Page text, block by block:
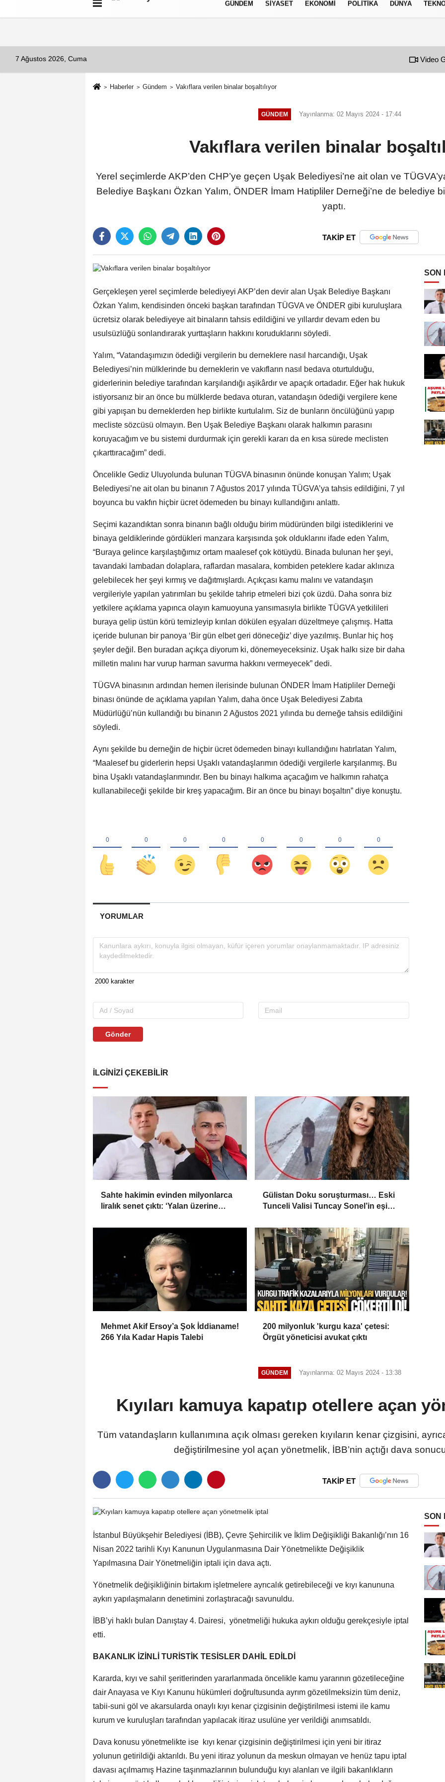
Künye
GÜNDEM SIYASET EKONOMI POLITIKA DÜNYA
7 Ağustos 2026, Cuma Video
Haberler Gündem Vakıflara verilen binalar boşaltılıyor
GÜNDEM Yayınlanma: 02 Mayıs 2024 - 17:44
Vakıflara verilen binalar
Yerel seçimlerde AKP’den CHP’ye geçen Uşak Belediyesi’ne ait olan ve
Belediye Başkanı Özkan Yalım, ÖNDER İmam Hatipliler Derneği’ne de belediye
yaptı.
TAKİP ET
Gerçekleşen yerel seçimlerde belediyeyi AKP’den devir alan Uşak Belediye Başkanı
Özkan Yalım, kendisinden önceki başkan tarafından TÜGVA ve ÖNDER gibi kuruluşlara
ücretsiz olarak belediyeye ait binaların tahsis edildiğini ve yıllardır devam eden bu
usulsüzlüğü sonlandırarak yurttaşların hakkını koruduklarını söyledi.
Yalım, “Vatandaşımızın ödediği vergilerin bu derneklere nasıl harcandığı, Uşak
Belediyesi’nin mülklerinde bu derneklerin ve vakıfların nasıl bedava oturtulduğu,
giderlerinin belediye tarafından karşılandığı aşikârdır ve apaçık ortadadır. Eğer hak hukuk
istiyorsanız bir an önce bu mülklerde bedava oturan, vatandaşın ödediği vergilere kene
gibi yapışan bu derneklerden hep birlikte kurtulalım. Siz de bunların öncülüğünü yapıp
mecliste sözcüsü olmayın. Ben Uşak Belediye Başkanı olarak halkımın parasını
koruyacağım ve bu sistemi durdurmak için gerekli kararı da en kısa sürede meclisten
çıkarttıracağım” dedi.
Öncelikle Gediz Uluyolunda bulunan TÜGVA binasının önünde konuşan Yalım; Uşak
Belediyesi’ne ait olan bu binanın 7 Ağustos 2017 yılında TÜGVA’ya tahsis edildiğini, 7 yıl
boyunca bu vakfın hiçbir ücret ödemeden bu binayı kullandığını anlattı.
Seçimi kazandıktan sonra binanın bağlı olduğu birim müdüründen bilgi istediklerini ve
binaya geldiklerinde gördükleri manzara karşısında şok olduklarını ifade eden Yalım,
“Buraya gelince karşılaştığımız ortam maalesef çok kötüydü. Binada bulunan her şeyi,
tavandaki lambadan dolaplara, raflardan masalara, kombiden peteklere kadar aklınıza
gelebilecek her şeyi kırmış ve dağıtmışlardı. Açıkçası kamu malını ve vatandaşın
vergileriyle yapılan yatırımları bu şekilde tahrip etmeleri bizi çok üzdü. Daha sonra biz
yetkilere açıklama yapınca olayın kamuoyuna yansımasıyla birlikte TÜGVA yetkilileri
buraya gelip üstün körü temizleyip kırılan dökülen eşyaları düzeltmeye çalışmış. Hatta
içeride bulunan bir panoya ‘Bir gün elbet geri döneceğiz’ diye yazılmış. Bunlar hiç hoş
şeyler değil. Ben buradan açıkça diyorum ki, dönemeyeceksiniz. Uşak halkı size bir daha
milletin malını har vurup harman savurma hakkını vermeyecek” dedi.
TÜGVA binasının ardından hemen ilerisinde bulunan ÖNDER İmam Hatipliler Derneği
binası önünde de açıklama yapılan Yalım, daha önce Uşak Belediyesi Zabıta
Müdürlüğü’nün kullandığı bu binanın 2 Ağustos 2021 yılında bu derneğe tahsis edildiğini
söyledi.
Aynı şekilde bu derneğin de hiçbir ücret ödemeden binayı kullandığını hatırlatan Yalım,
“Maalesef bu giderlerin hepsi Uşaklı vatandaşlarımın ödediği vergilerle karşılanmış. Bu
bina Uşaklı vatandaşlarımındır. Ben bu binayı halkıma açacağım ve halkımın rahatça
kullanabileceği şekilde bir kreş yapacağım. Bir an önce bu binayı boşaltın” diye konuştu.
YORUMLAR
Gönder
İLGINIZI ÇEKEBILIR
Sahte hakimin evinden milyonlarca
liralık senet çıktı: ‘Yalan üzerine
Gülistan Doku soruşturması… Eski
Tunceli Valisi Tuncay Sonel’in eşi
Mehmet Akif Ersoy’a Şok İddianame!
266 Yıla Kadar Hapis Talebi
200 milyonluk 'kurgu kaza' çetesi:
Örgüt yöneticisi avukat çıktı
SON
GÜNDEM Yayınlanma: 02 Mayıs 2024 - 13:38
Kıyıları kamuya kapatıp otellere açan
Tüm vatandaşların kullanımına açık olması gereken kıyıların kenar çizgisini,
değiştirilmesine yol açan yönetmelik, İBB’nin açtığı dava
TAKİP ET
İstanbul Büyükşehir Belediyesi (İBB), Çevre Şehircilik ve İklim Değişikliği Bakanlığı’nın 16
Nisan 2022 tarihli Kıyı Kanunun Uygulanmasına Dair Yönetmelikte Değişiklik
Yapılmasına Dair Yönetmeliğin iptali için dava açtı.
Yönetmelik değişikliğinin birtakım işletmelere ayrıcalık getirebileceği ve kıyı kanununa
aykırı yapılaşmaların denetimini zorlaştıracağı savunuldu.
İBB’yi haklı bulan Danıştay 4. Dairesi, yönetmeliği hukuka aykırı olduğu gerekçesiyle iptal
etti.
BAKANLIK İZİNLİ TURİSTİK TESİSLER DAHİL EDİLDİ
Kararda, kıyı ve sahil şeritlerinden yararlanmada öncelikle kamu yararının gözetileceğine
dair Anayasa ve Kıyı Kanunu hükümleri doğrultusunda ayrım gözetilmeksizin tüm deniz,
tabii-suni göl ve akarsularda onaylı kıyı kenar çizgisinin değiştirilmesi istemi ile kamu
kurum ve kuruluşları tarafından yapılacak itiraz usulüne yer verildiği anımsatıldı.
Dava konusu yönetmelikte ise kıyı kenar çizgisinin değiştirilmesi için yeni bir itiraz
yolunun getirildiği aktarıldı. Bu yeni itiraz yolunun da meskun olmayan ve henüz tapu iptal
davası açılmamış Hazine taşınmazlarının bulunduğu kıyı alanları ve ilgili bakanlıkların
SON